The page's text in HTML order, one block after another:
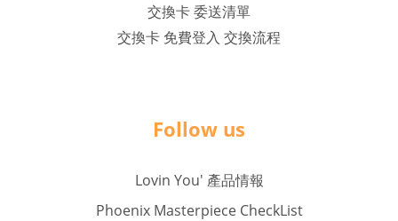
交換卡 委送清單
交換卡 免費登入 交換流程
Follow us
Lovin You' 產品情報
Phoenix Masterpiece CheckList